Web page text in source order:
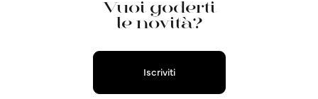
Vuoi goderti
le novità?
Iscriviti